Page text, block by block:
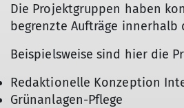
Die Projektgruppen haben
begrenzte Aufträge innerhalb
Beispielsweise sind hier die
Redaktionelle Konzeption
Grünanlagen-Pflege